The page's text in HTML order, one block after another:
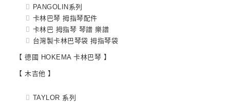
PANGOLIN系列
卡林巴琴 拇指琴配件
卡林巴 拇指琴 琴譜 樂譜
台灣製卡林巴琴袋 拇指琴袋
【 德國 HOKEMA 卡林巴琴 】
【 木吉他 】
TAYLOR 系列